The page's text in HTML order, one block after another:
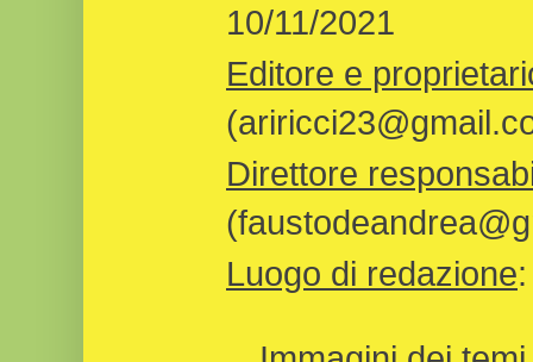
10/11/2021
Editore e
Direttore
Luogo di redazione